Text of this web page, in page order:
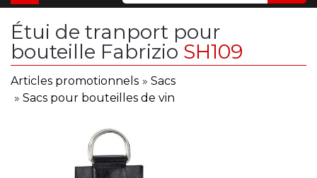
Étui de tranport pour
bouteille Fabrizio SH109
Articles promotionnels » Sacs
» Sacs pour bouteilles de vin